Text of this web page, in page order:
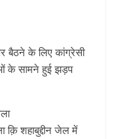
बैठने के लिए कांग्रेसी
के सामने हुई झड़प
क़ि शहाबुद्दीन जेल में